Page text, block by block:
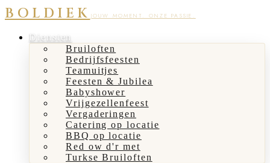
BOLDIEK JOUW MOMENT. ONZE PASSIE.
Diensten
Bruiloften
Bedrijfsfeesten
Teamuitjes
Feesten & Jubilea
Babyshower
Vrijgezellenfeest
Vergaderingen
Catering op locatie
BBQ op locatie
Red ow d'r met
Turkse Bruiloften